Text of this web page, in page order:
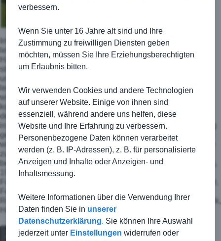
Im ersten Rundenspiel der Saison mussten die C-Junioren
leider eine verdiente Niederlage einstecken. In der ersten
Halbzeit konnten wir noch froh sein, dass es lediglich 0:1
stand. Wir brauchten zehn Minuten ehe wir uns an die Größe
und an das neue Spielsystem gewohnt haben. Es standen
lediglich drei Spieler aus der Vorsaison in der Startelf, und da
wir auch lediglich drei Trainingseinheiten vorher machen
konnten, war dies auch nicht überaschend. Die Gäste liessen
den Ball hervorragend laufen und legten das Spiel ganz groß
in die Breite. Dennoch haben wir eine läuferisch tolle Leistung
geboten und hielten toll dagegen. Auf dieser Leistung können
wir aufbauen, haben am vergangenen Samstag nochmal eine
zusätzliche taktische Einheit mit anschließendem Volksfest
besucht absolviert. Schließlich hatten wir bereits am Dienstag,
19.09.2017 um 19 Uhr in Altenmünster unser nächstes Spiel.
Ferdinand Stöckel, Carlo Skibowski, Jann Kochendörfer, Till
Roesner, Nour Agha Houssaini, Jannis Herrmann, Phillip Rock,
Henric Scher, Jonas Geissler, Moritz Junker, Yannick Meider.
Zurück
verbessern.
Wenn Sie unter 16 Jahre alt sind und Ihre
Zustimmung zu freiwilligen Diensten geben
möchten, müssen Sie Ihre Erziehungsberechtigten
um Erlaubnis bitten.
Wir verwenden Cookies und andere Technologien
auf unserer Website. Einige von ihnen sind
essenziell, während andere uns helfen, diese
Website und Ihre Erfahrung zu verbessern.
Personenbezogene Daten können verarbeitet
werden (z. B. IP-Adressen), z. B. für personalisierte
Anzeigen und Inhalte oder Anzeigen- und
Inhaltsmessung.
Weitere Informationen über die Verwendung Ihrer
Daten finden Sie in unserer
Datenschutzerklärung. Sie können Ihre Auswahl
jederzeit unter Einstellungen widerrufen oder